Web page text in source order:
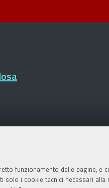
funzionamento delle pagine, e
solo i cookie tecnici necessari